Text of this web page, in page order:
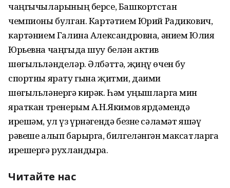
чаңгычыларының берсе, Башкортстан
чемпионы булган. Картәтием Юрий Радикович,
картәнием Галина Александровна, әнием Юлия
Юрьевна чаңгыда шуу белән актив
шөгыльләнделәр. Әлбәттә, җиңү өчен бу
спортны ярату гына җитми, даими
шөгыльләнергә кирәк. Һәм уңышларга мин
яраткан тренерым А.Н.Якимов ярдәмендә
ирешәм, ул үз үрнәгендә безне сәламәт яшәү
рәвеше алып барырга, билгеләнгән максатларга
ирешергә рухландыра.
Читайте нас